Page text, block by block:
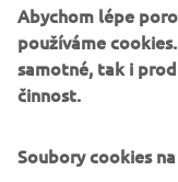
reliability. Yamaha
models that have
proven durability -
provided by
over 150,000 units
proved to be an
Abychom lépe
používáme
samotné, tak i
činnost.
Soubory cookies